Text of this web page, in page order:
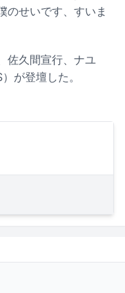
のせいです、すいま
佐久間宣行、ナユ
が登壇した。